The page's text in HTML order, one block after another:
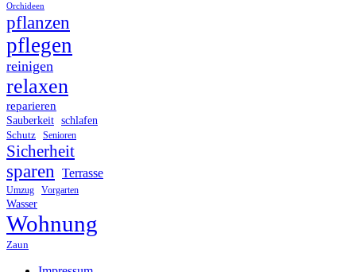
Orchideen
pflanzen
pflegen
reinigen
relaxen
reparieren
Sauberkeit schlafen
Schutz Senioren
Sicherheit
sparen Terrasse
Umzug Vorgarten
Wasser
Wohnung
Zaun